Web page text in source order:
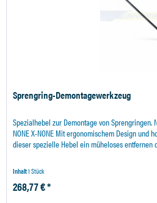
Sprengring-Demontagewerkzeug
Spezialhebel zur Demontage von Sprengringen.
NONE X-NONE Mit ergonomischem Design
dieser spezielle Hebel ein müheloses entfernen
Inhalt1 Stück
268,77 € *